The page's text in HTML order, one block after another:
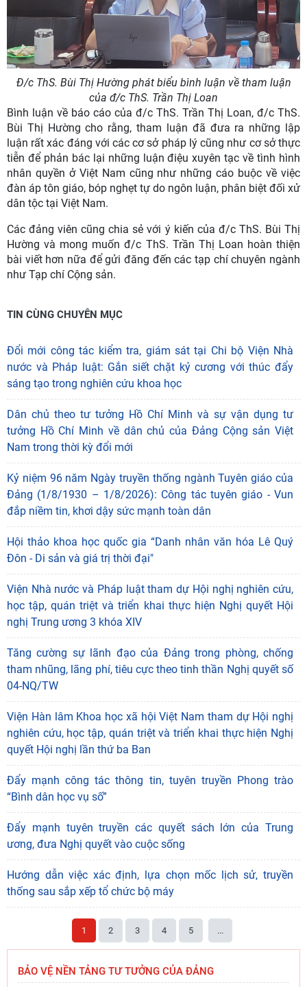
Đ/c ThS. Bùi Thị Hường phát biểu bình luận về tham luận
của đ/c ThS. Trần Thị Loan
Bình luận về báo cáo của đ/c ThS. Trần Thị Loan, đ/c ThS.
Bùi Thị Hường cho rằng, tham luận đã đưa ra những lập
luận rất xác đáng với các cơ sở pháp lý cũng như cơ sở thực
tiễn để phản bác lại những luận điệu xuyên tạc về tình hình
nhân quyền ở Việt Nam cũng như những cáo buộc về việc
đàn áp tôn giáo, bóp nghẹt tự do ngôn luận, phân biệt đối xử
dân tộc tại Việt Nam.
Các đảng viên cũng chia sẻ với ý kiến của đ/c ThS. Bùi Thị
Hường và mong muốn đ/c ThS. Trần Thị Loan hoàn thiện
bài viết hơn nữa để gửi đăng đến các tạp chí chuyên ngành
như Tạp chí Cộng sản.
TIN CÙNG CHUYÊN MỤC
Đổi mới công tác kiểm tra, giám sát tại Chi bộ Viện Nhà
nước và Pháp luật: Gắn siết chặt kỷ cương với thúc đẩy
sáng tạo trong nghiên cứu khoa học
Dân chủ theo tư tưởng Hồ Chí Minh và sự vận dụng tư
tưởng Hồ Chí Minh về dân chủ của Đảng Cộng sản Việt
Nam trong thời kỳ đổi mới
Kỷ niệm 96 năm Ngày truyền thống ngành Tuyên giáo của
Đảng (1/8/1930 – 1/8/2026): Công tác tuyên giáo - Vun
đắp niềm tin, khơi dậy sức mạnh toàn dân
Hội thảo khoa học quốc gia “Danh nhân văn hóa Lê Quý
Đôn - Di sản và giá trị thời đại"
Viện Nhà nước và Pháp luật tham dự Hội nghị nghiên cứu,
học tập, quán triệt và triển khai thực hiện Nghị quyết Hội
nghị Trung ương 3 khóa XIV
Tăng cường sự lãnh đạo của Đảng trong phòng, chống
tham nhũng, lãng phí, tiêu cực theo tinh thần Nghị quyết số
04-NQ/TW
Viện Hàn lâm Khoa học xã hội Việt Nam tham dự Hội nghị
nghiên cứu, học tập, quán triệt và triển khai thực hiện Nghị
quyết Hội nghị lần thứ ba Ban
Đẩy mạnh công tác thông tin, tuyên truyền Phong trào
“Bình dân học vụ số”
Đẩy mạnh tuyên truyền các quyết sách lớn của Trung
ương, đưa Nghị quyết vào cuộc sống
Hướng dẫn việc xác định, lựa chọn mốc lịch sử, truyền
thống sau sắp xếp tổ chức bộ máy
1 2 3 4 5 ...
BẢO VỆ NỀN TẢNG TƯ TƯỞNG CỦA ĐẢNG